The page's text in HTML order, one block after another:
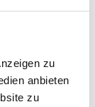
zu
anbieten
zu
der IKI